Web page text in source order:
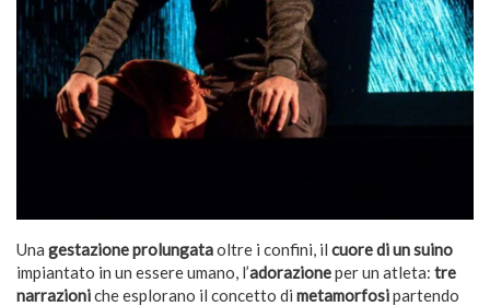
Una gestazione prolungataoltre i confini, il cuore di un suino
impiantato in un essere umano, l’adorazioneper un atleta: tre
narrazioniche esplorano il concetto di metamorfosipartendo